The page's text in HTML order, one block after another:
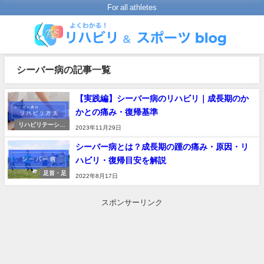
For all athletes
シーバー病の記事一覧
リハビリテーショ
【実践編】シーバー病のリハビリ｜成長期のか
かとの痛み・復帰基準
2023年11月29日
足首・足
シーバー病とは？成長期の踵の痛み・原因・リ
ハビリ・復帰目安を解説
2022年8月17日
スポンサーリンク